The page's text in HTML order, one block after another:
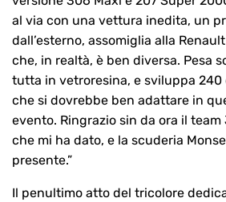
al via con una vettura inedita, un
dall’esterno, assomiglia alla
che, in realtà, è ben diversa. Pesa
tutta in vetroresina, e sviluppa 240
che si dovrebbe ben adattare in
evento. Ringrazio sin da ora il
che mi ha dato, e la scuderia
presente.”
Il penultimo atto del tricolore